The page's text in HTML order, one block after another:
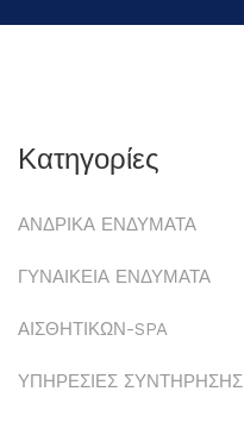
Κατηγορίες
ΑΝΔΡΙΚΑ ΕΝΔΥΜΑΤΑ
ΓΥΝΑΙΚΕΙΑ ΕΝΔΥΜΑΤΑ
ΑΙΣΘΗΤΙΚΩΝ-SPA
ΥΠΗΡΕΣΙΕΣ ΣΥΝΤΗΡΗΣΗΣ